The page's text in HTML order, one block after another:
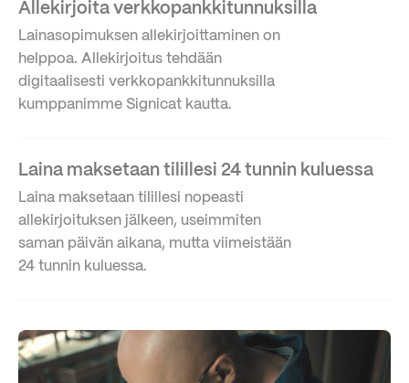
Allekirjoita verkkopankkitunnuksilla
Lainasopimuksen allekirjoittaminen on
helppoa. Allekirjoitus tehdään
digitaalisesti verkkopankkitunnuksilla
kumppanimme Signicat kautta.
Laina maksetaan tilillesi 24 tunnin kuluessa
Laina maksetaan tilillesi nopeasti
allekirjoituksen jälkeen, useimmiten
saman päivän aikana, mutta viimeistään
24 tunnin kuluessa.